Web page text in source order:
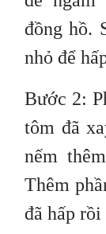
đồng hồ.
nhỏ để
Bước 2:
tôm đã
nếm
Thêm
đã hấp